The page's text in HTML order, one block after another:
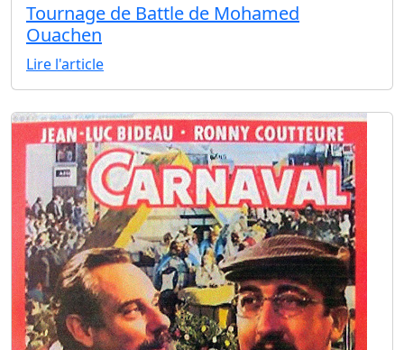
Tournage de Battle de Mohamed
Ouachen
Lire l'article